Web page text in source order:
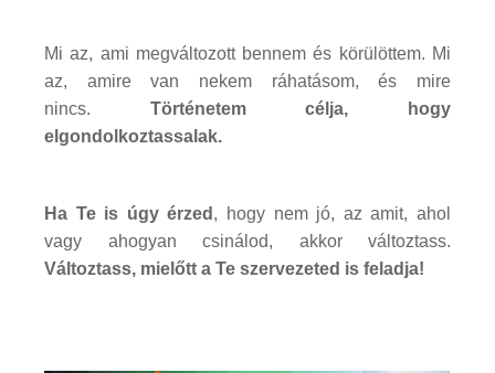
Mi az, ami megváltozott bennem és körülöttem. Mi
az, amire van nekem ráhatásom, és mire
nincs. Történetem célja, hogy
elgondolkoztassalak.
Ha Te is úgy érzed , hogy nem jó, az amit, ahol
vagy ahogyan csinálod, akkor változtass.
Változtass, mielőtt a Te szervezeted is feladja!